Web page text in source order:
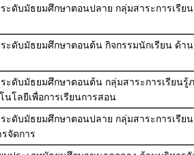
ะดับมัธยมศึกษาตอนปลาย กลุ่มสาระการเรีย
ะดับมัธยมศึกษาตอนต้น กิจกรรมนักเรียน ด้า
ะดับมัธยมศึกษาตอนต้น กลุ่มสาระการเรียนรู้
นโลยีเพื่อการเรียนการสอน
ะดับมัธยมศึกษาตอนปลาย กลุ่มสาระการเรีย
จัดการ